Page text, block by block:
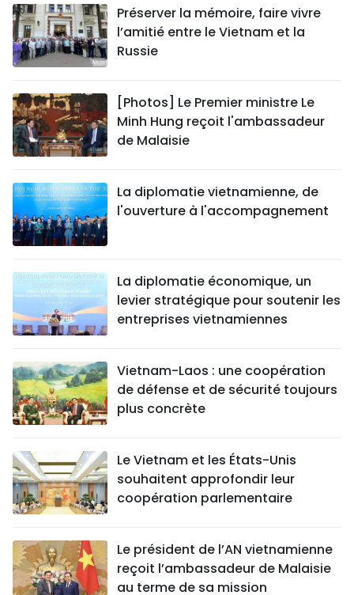
Préserver la mémoire, faire vivre
l’amitié entre le Vietnam et la
Russie
[Photos] Le Premier ministre Le
Minh Hung reçoit l'ambassadeur
de Malaisie
La diplomatie vietnamienne, de
l'ouverture à l'accompagnement
La diplomatie économique, un
levier stratégique pour soutenir les
entreprises vietnamiennes
Vietnam-Laos : une coopération
de défense et de sécurité toujours
plus concrète
Le Vietnam et les États-Unis
souhaitent approfondir leur
coopération parlementaire
Le président de l’AN vietnamienne
reçoit l’ambassadeur de Malaisie
au terme de sa mission